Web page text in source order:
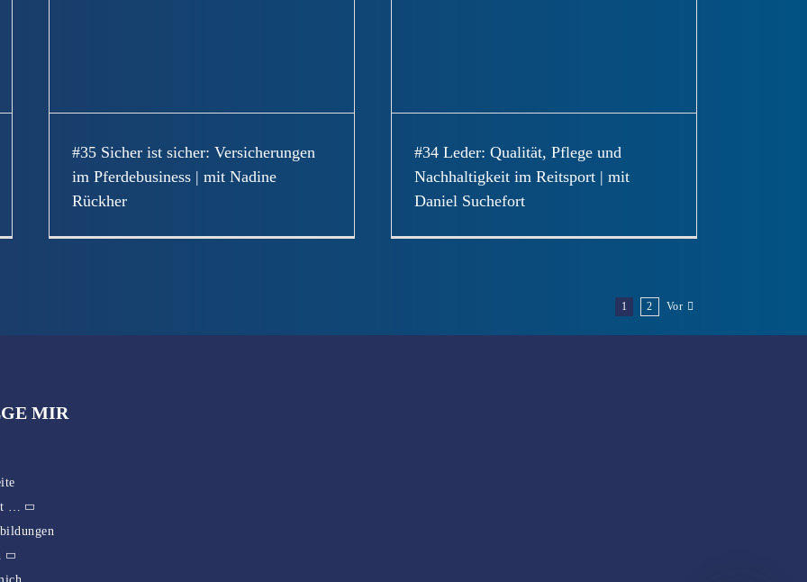
#35 Sicher ist sicher: Versicherungen
im Pferdebusiness | mit Nadine
Rückher
#34 Leder: Qualität, Pflege und
Nachhaltigkeit im Reitsport | mit
Daniel Suchefort
1 2 Vor
MIR
…